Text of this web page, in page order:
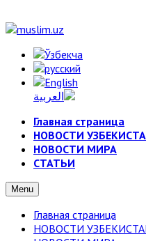
Главная страница
НОВОСТИ
НОВОСТИ МИРА
СТАТЬИ
Menu
Главная страница
НОВОСТИ